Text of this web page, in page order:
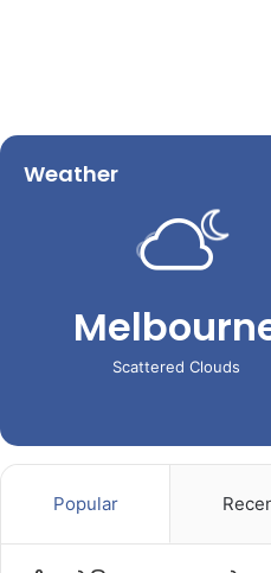
Weather
Scattered Clouds
Popular